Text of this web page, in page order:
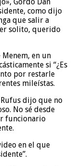
como dijo
que salir a
solito, querido
en un
si “¿Es
por restarle
mileístas.
dijo que no
No sé desde
funcionario
en el que